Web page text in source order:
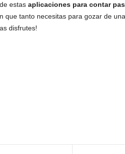
estas aplicaciones para contar
que tanto necesitas para gozar de
disfrutes!